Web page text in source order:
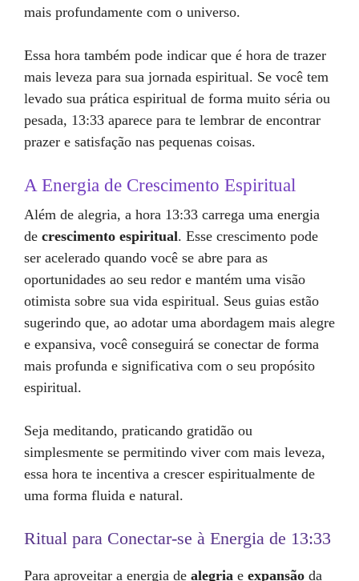
mais profundamente com o universo.
Essa hora também pode indicar que é hora de trazer
mais leveza para sua jornada espiritual. Se você tem
levado sua prática espiritual de forma muito séria ou
pesada, 13:33 aparece para te lembrar de encontrar
prazer e satisfação nas pequenas coisas.
A Energia de Crescimento Espiritual
Além de alegria, a hora 13:33 carrega uma energia
de crescimento espiritual. Esse crescimento pode
ser acelerado quando você se abre para as
oportunidades ao seu redor e mantém uma visão
otimista sobre sua vida espiritual. Seus guias estão
sugerindo que, ao adotar uma abordagem mais alegre
e expansiva, você conseguirá se conectar de forma
mais profunda e significativa com o seu propósito
espiritual.
Seja meditando, praticando gratidão ou
simplesmente se permitindo viver com mais leveza,
essa hora te incentiva a crescer espiritualmente de
uma forma fluida e natural.
Ritual para Conectar-se à Energia de 13:33
Para aproveitar a energia de alegria e expansão da